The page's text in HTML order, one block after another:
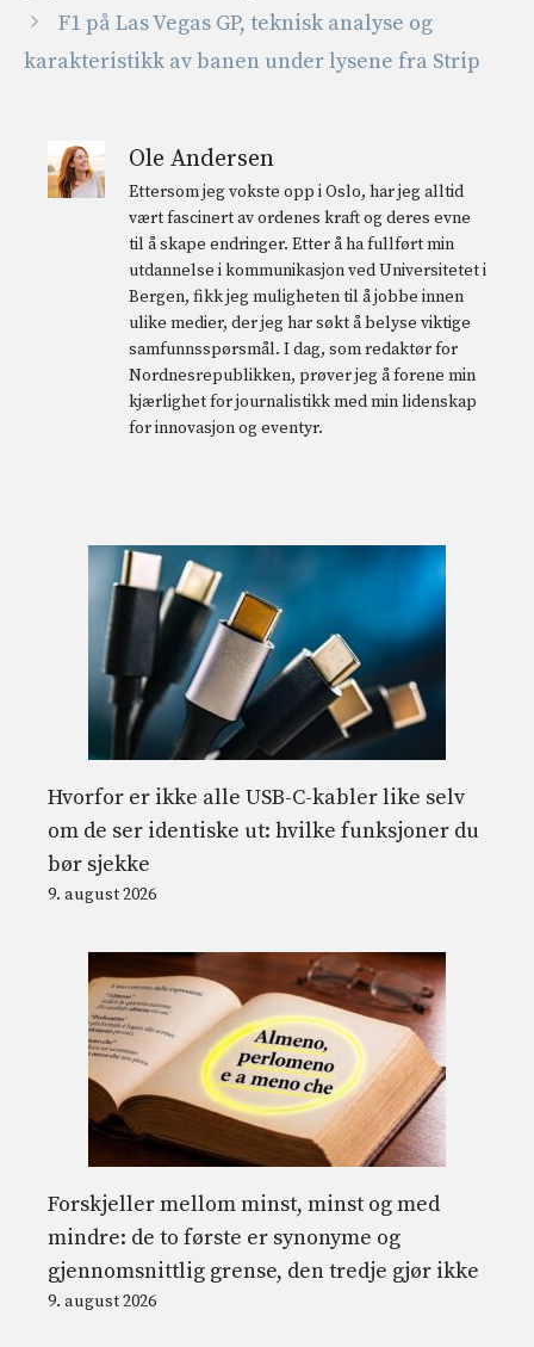
F1 på Las Vegas GP, teknisk analyse og
karakteristikk av banen under lysene fra Strip
Ole Andersen
Ettersom jeg vokste opp i Oslo, har jeg alltid
vært fascinert av ordenes kraft og deres evne
til å skape endringer. Etter å ha fullført min
utdannelse i kommunikasjon ved Universitetet i
Bergen, fikk jeg muligheten til å jobbe innen
ulike medier, der jeg har søkt å belyse viktige
samfunnsspørsmål. I dag, som redaktør for
Nordnesrepublikken, prøver jeg å forene min
kjærlighet for journalistikk med min lidenskap
for innovasjon og eventyr.
Hvorfor er ikke alle USB-C-kabler like selv
om de ser identiske ut: hvilke funksjoner du
bør sjekke
9. august 2026
Forskjeller mellom minst, minst og med
mindre: de to første er synonyme og
gjennomsnittlig grense, den tredje gjør ikke
9. august 2026